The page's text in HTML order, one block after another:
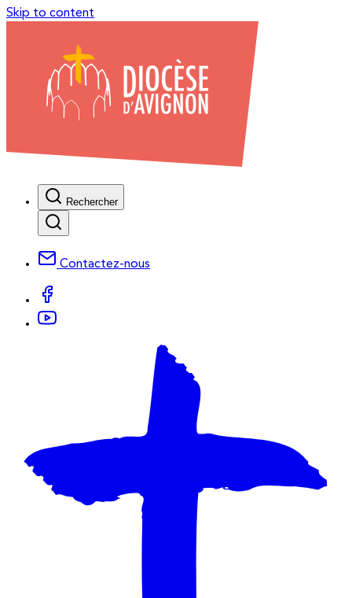
Skip to content
Rechercher
Contactez-nous